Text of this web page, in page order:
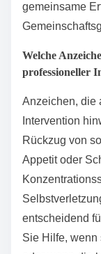
gemeinsame
Welche
professioneller
Anzeichen, die
Intervention
Rückzug von
Appetit oder
entscheidend
Sie Hilfe, wenn